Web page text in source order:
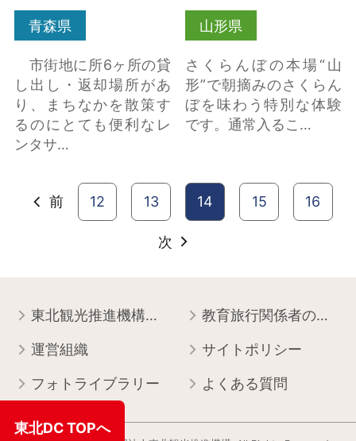
青森県
市街地に所6ヶ所の貸
し出し・返却場所があ
り、まちなかを散策す
るのにとても便利なレ
ンタサ…
山形県
さくらんぼの本場“山
形”で朝摘みのさくらん
ぼを味わう特別な体験
です。通常入るこ…
前 12 13 14 15 16
次
東北観光推進機構について 教育旅行関係者の皆様へ
運営組織 サイトポリシー
フォトライブラリー よくある質問
東北DC TOPへ